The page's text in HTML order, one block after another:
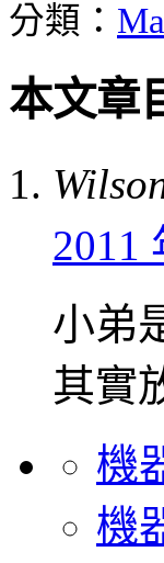
分類：
本文章
2011
小弟
其實
機
機